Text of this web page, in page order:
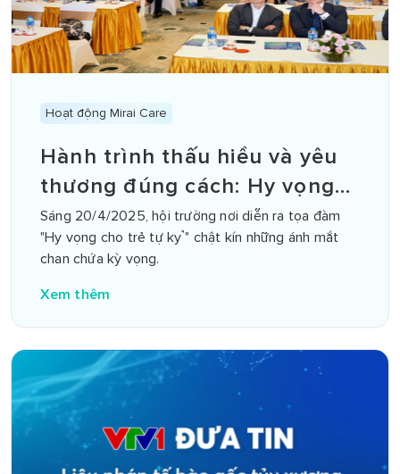
Hoạt động Mirai Care
Hành trình thấu hiểu và yêu
thương đúng cách: Hy vọng
mới cho trẻ tự kỷ
Sáng 20/4/2025, hội trường nơi diễn ra tọa đàm
"Hy vọng cho trẻ tự kỷ" chật kín những ánh mắt
chan chứa kỳ vọng.
Xem thêm